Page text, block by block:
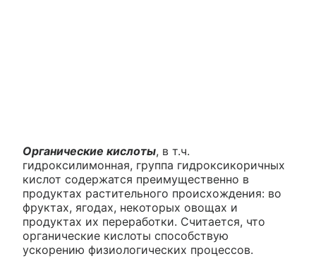
Органические кислоты, в т.ч.
гидроксилимонная, группа гидроксикоричных
кислот содержатся преимущественно в
продуктах растительного происхождения: во
фруктах, ягодах, некоторых овощах и
продуктах их переработки. Считается, что
органические кислоты способствую
ускорению физиологических процессов.